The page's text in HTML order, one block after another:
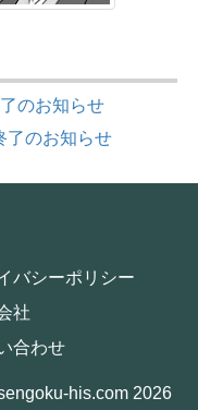
のお知らせ
了のお知らせ
バシーポリシー
社
合わせ
his.com 2026